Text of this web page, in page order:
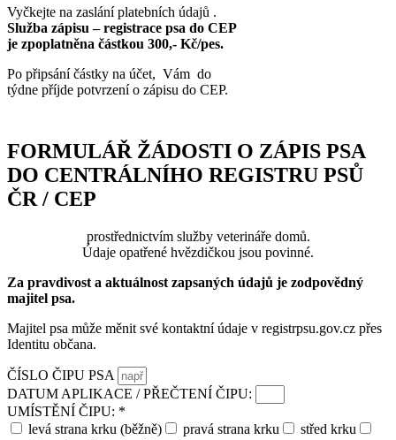
Vyčkejte na zaslání platebních údajů .
Služba zápisu – registrace psa do CEP
je zpoplatněna částkou 300,- Kč/pes.
Po připsání částky na účet, Vám do
týdne příjde potvrzení o zápisu do CEP.
FORMULÁŘ ŽÁDOSTI O ZÁPIS PSA
DO CENTRÁLNÍHO REGISTRU PSŮ
ČR / CEP
prostřednictvím služby veterináře domů.
Údaje opatřené hvězdičkou jsou povinné.
Za pravdivost a aktuálnost zapsaných údajů je zodpovědný
majitel psa.
Majitel psa může měnit své kontaktní údaje v registrpsu.gov.cz přes
Identitu občana.
ČÍSLO ČIPU PSA
DATUM APLIKACE / PŘEČTENÍ ČIPU:
UMÍSTĚNÍ ČIPU: *
levá strana krku (běžně)
pravá strana krku
střed krku